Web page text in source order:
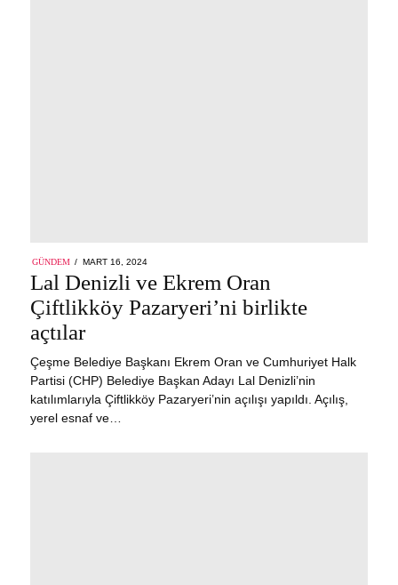
GÜNDEM
POSTED
MART 16, 2024
2024
Lal Denizli ve Ekrem Oran
Çiftlikköy Pazaryeri’ni birlikte
açtılar
Çeşme Belediye Başkanı Ekrem Oran ve Cumhuriyet Halk
Partisi (CHP) Belediye Başkan Adayı Lal Denizli’nin
katılımlarıyla Çiftlikköy Pazaryeri’nin açılışı yapıldı. Açılış,
yerel esnaf ve…